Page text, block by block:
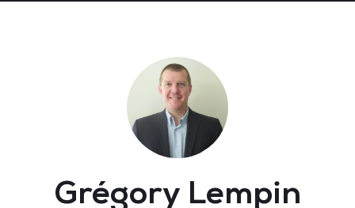
Data & AI Leaders Summit
Grégory Lempin